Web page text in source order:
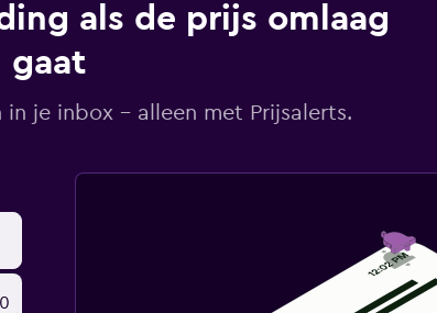
als de prijs omlaag
gaat
je inbox - alleen met Prijsalerts.